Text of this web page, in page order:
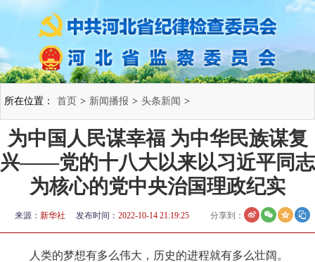
所在位置： 首页 > 新闻播报 > 头条新闻 >
为中国人民谋幸福 为中华民族谋复
兴——党的十八大以来以习近平同志
为核心的党中央治国理政纪实
来源： 新华社 发布时间： 2022-10-14 21:19:25 分享到：
人类的梦想有多么伟大，历史的进程就有多么壮阔。